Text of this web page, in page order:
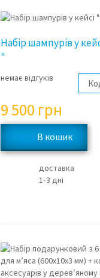
Набір шампурів у
"
немає відгуків
9 500 грн
доставка
1‑3 дні